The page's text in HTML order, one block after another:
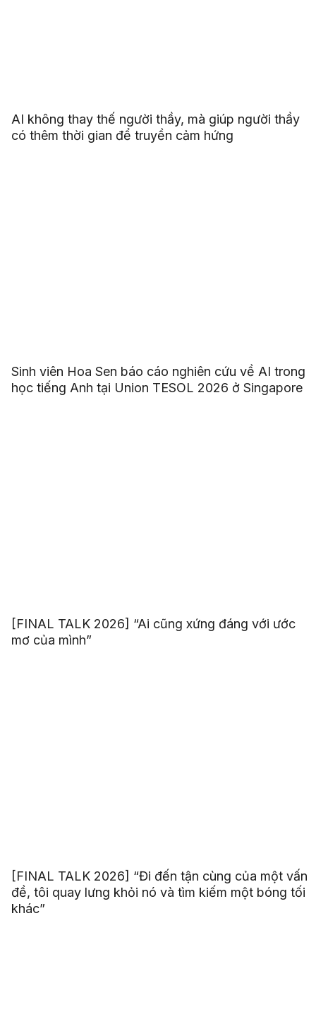
AI không thay thế người thầy, mà giúp người thầy
có thêm thời gian để truyền cảm hứng
Sinh viên Hoa Sen báo cáo nghiên cứu về AI trong
học tiếng Anh tại Union TESOL 2026 ở Singapore
[FINAL TALK 2026] “Ai cũng xứng đáng với ước
mơ của mình”
[FINAL TALK 2026] “Đi đến tận cùng của một vấn
đề, tôi quay lưng khỏi nó và tìm kiếm một bóng tối
khác”